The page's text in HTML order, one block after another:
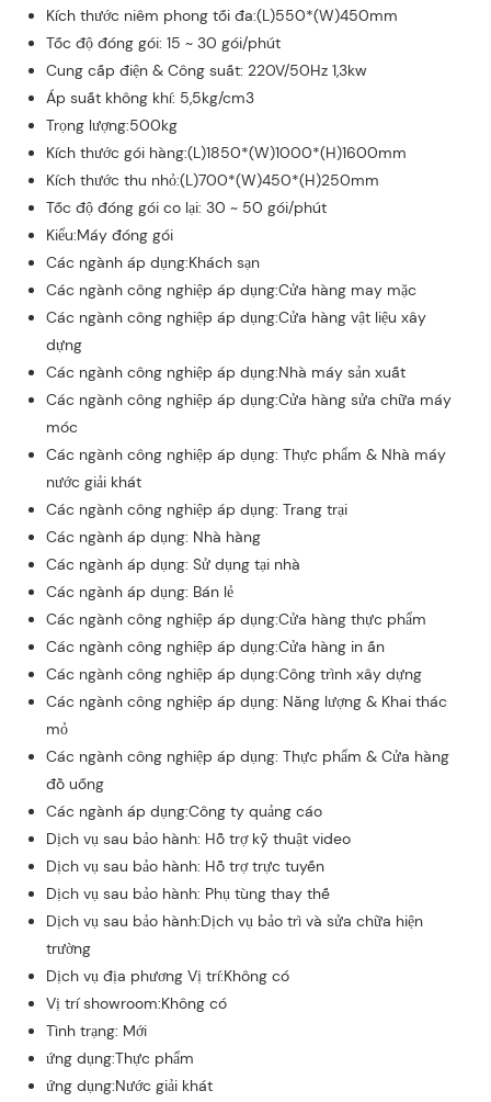
Kích thước niêm phong tối đa:(L)550*(W)450mm
Tốc độ đóng gói: 15 ~ 30 gói/phút
Cung cấp điện & Công suất: 220V/50Hz 1,3kw
Áp suất không khí: 5,5kg/cm3
Trọng lượng:500kg
Kích thước gói hàng:(L)1850*(W)1000*(H)1600mm
Kích thước thu nhỏ:(L)700*(W)450*(H)250mm
Tốc độ đóng gói co lại: 30 ~ 50 gói/phút
Kiểu:Máy đóng gói
Các ngành áp dụng:Khách sạn
Các ngành công nghiệp áp dụng:Cửa hàng may mặc
Các ngành công nghiệp áp dụng:Cửa hàng vật liệu xây
dựng
Các ngành công nghiệp áp dụng:Nhà máy sản xuất
Các ngành công nghiệp áp dụng:Cửa hàng sửa chữa máy
móc
Các ngành công nghiệp áp dụng: Thực phẩm & Nhà máy
nước giải khát
Các ngành công nghiệp áp dụng: Trang trại
Các ngành áp dụng: Nhà hàng
Các ngành áp dụng: Sử dụng tại nhà
Các ngành áp dụng: Bán lẻ
Các ngành công nghiệp áp dụng:Cửa hàng thực phẩm
Các ngành công nghiệp áp dụng:Cửa hàng in ấn
Các ngành công nghiệp áp dụng:Công trình xây dựng
Các ngành công nghiệp áp dụng: Năng lượng & Khai thác
mỏ
Các ngành công nghiệp áp dụng: Thực phẩm & Cửa hàng
đồ uống
Các ngành áp dụng:Công ty quảng cáo
Dịch vụ sau bảo hành: Hỗ trợ kỹ thuật video
Dịch vụ sau bảo hành: Hỗ trợ trực tuyến
Dịch vụ sau bảo hành: Phụ tùng thay thế
Dịch vụ sau bảo hành:Dịch vụ bảo trì và sửa chữa hiện
trường
Dịch vụ địa phương Vị trí:Không có
Vị trí showroom:Không có
Tình trạng: Mới
ứng dụng:Thực phẩm
ứng dụng:Nước giải khát